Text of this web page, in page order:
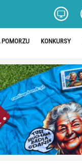
KONKURSY